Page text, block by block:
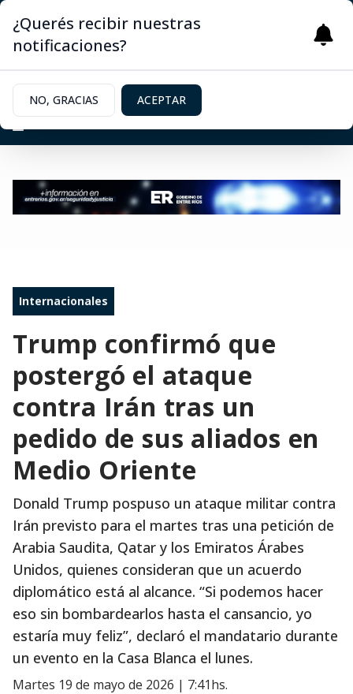
Internacionales
Trump confirmó que
postergó el ataque
contra Irán tras un
pedido de sus aliados en
Medio Oriente
Donald Trump pospuso un ataque militar contra
Irán previsto para el martes tras una petición de
Arabia Saudita, Qatar y los Emiratos Árabes
Unidos, quienes consideran que un acuerdo
diplomático está al alcance. “Si podemos hacer
eso sin bombardearlos hasta el cansancio, yo
estaría muy feliz”, declaró el mandatario durante
un evento en la Casa Blanca el lunes.
martes 19 de mayo de 2026 | 7:41hs.
¿Querés recibir nuestras
notificaciones?
NO, GRACIAS ACEPTAR